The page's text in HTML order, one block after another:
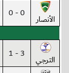
الأنصار 0 - 0
الترجي 3 - 1